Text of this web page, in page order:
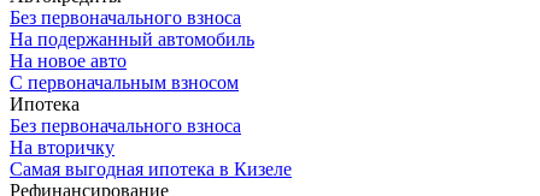
Без первоначального взноса
На подержанный автомобиль
На новое авто
С первоначальным взносом
Ипотека
Без первоначального взноса
На вторичку
Самая выгодная ипотека в Кизеле
Рефинансирование